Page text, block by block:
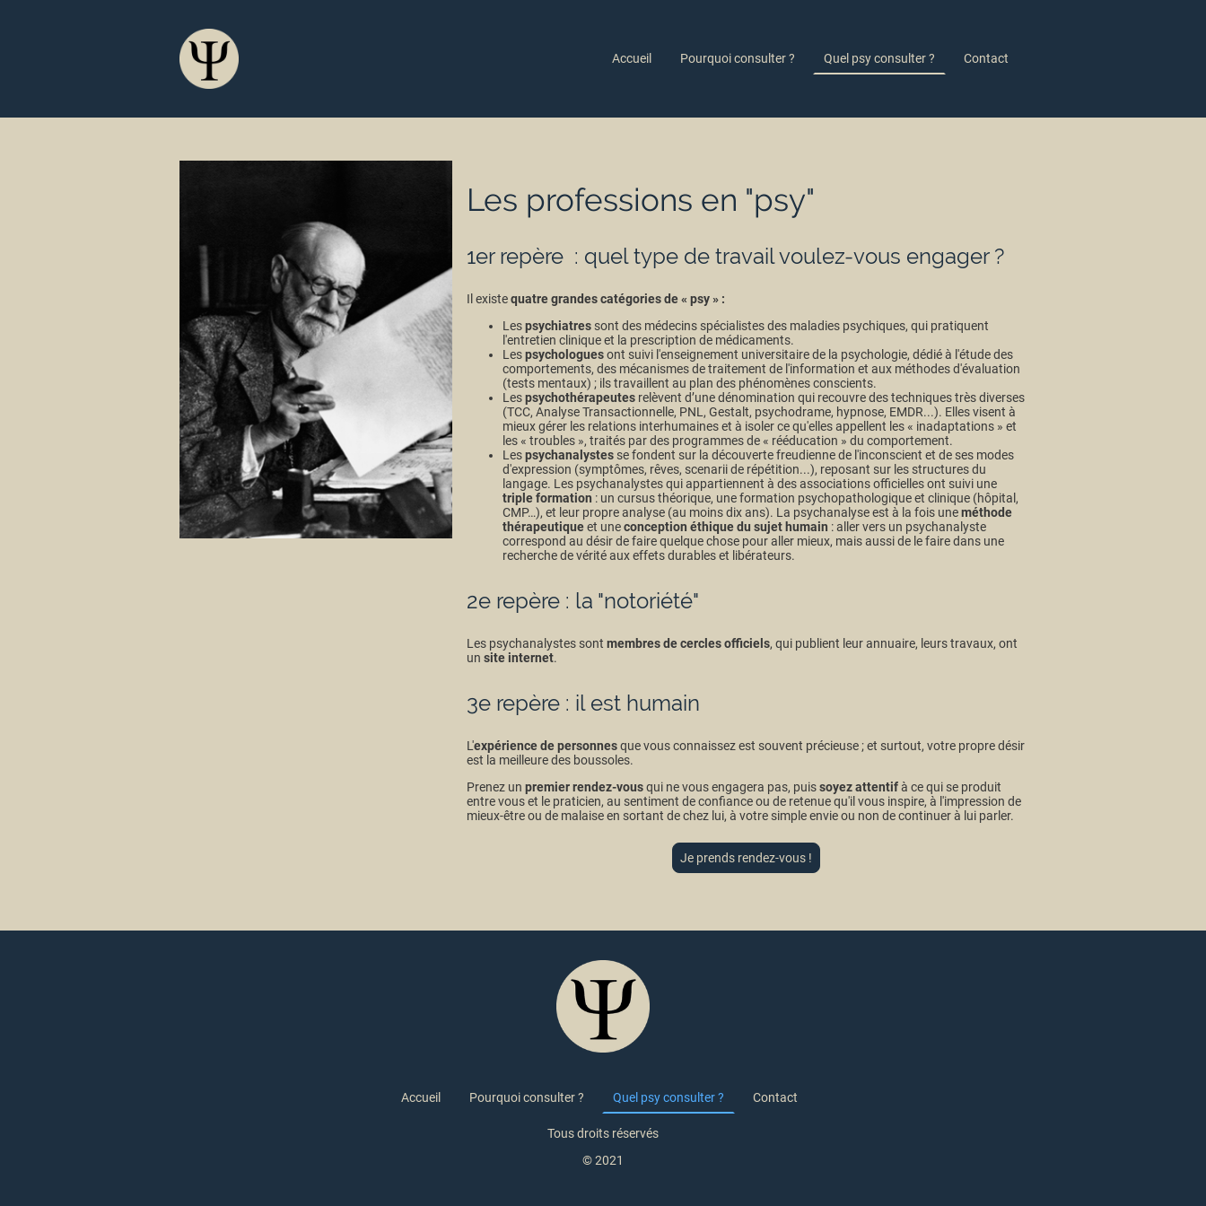
Accueil Pourquoi consulter ? Quel psy consulter ? Contact
Les professions en "psy"
1er repère : quel type de travail voulez-vous engager ?
Il existequatre grandes catégories de « psy » :
Lespsychiatressont des médecins spécialistes des maladies psychiques, qui pratiquent
l'entretien clinique et la prescription de médicaments.
Lespsychologuesont suivi l'enseignement universitaire de la psychologie, dédié à l'étude des
comportements, des mécanismes de traitement de l'information et aux méthodes d'évaluation
(tests mentaux) ; ils travaillent au plan des phénomènes conscients.
Lespsychothérapeutesrelèvent d’une dénomination qui recouvre des techniques très diverses
(TCC, Analyse Transactionnelle, PNL, Gestalt, psychodrame, hypnose, EMDR...). Elles visent à
mieux gérer les relations interhumaines et à isoler ce qu'elles appellent les « inadaptations » et
les « troubles », traités par des programmes de « rééducation » du comportement.
Lespsychanalystesse fondent sur la découverte freudienne de l'inconscient et de ses modes
d'expression (symptômes, rêves, scenarii de répétition...), reposant sur les structures du
langage. Les psychanalystes qui appartiennent à des associations officielles ont suivi une
triple formation : un cursus théorique, une formation psychopathologique et clinique (hôpital,
CMP…), et leur propre analyse (au moins dix ans). La psychanalyse est à la fois uneméthode
thérapeutiqueet uneconception éthique du sujet humain : aller vers un psychanalyste
correspond au désir de faire quelque chose pour aller mieux, mais aussi de le faire dans une
recherche de vérité aux effets durables et libérateurs.
2e repère : la "notoriété"
Les psychanalystes sont membres de cercles officiels, qui publient leur annuaire, leurs travaux, ont
un site internet.
3e repère : il est humain
L'expérience de personnesque vous connaissez est souvent précieuse ; et surtout, votre propre désir
est la meilleure des boussoles.
Prenez un premier rendez-vousqui ne vous engagera pas, puissoyez attentifà ce qui se produit
entre vous et le praticien, au sentiment de confiance ou de retenue qu'il vous inspire, à l'impression de
mieux-être ou de malaise en sortant de chez lui, à votre simple envie ou non de continuer à lui parler.
Je prends rendez-vous !
Accueil Pourquoi consulter ? Quel psy consulter ? Contact
Tous droits réservés
© 2021